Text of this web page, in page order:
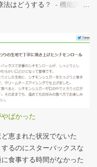
聞デジタル ）を見れば、
もしれない。しかし、ヒ
的なポジションが分かり
写っているので大きさを
でタバコの箱を横に並べ
このご時世、タバコはNG
はどうする？ - 機能評価
ようやく見直されるよう
？？というのが記事の主
日頃、各方面から「話が長
りAIが話した方がよいと
ばかった
恵まれた状況でないた
るのにスターバックスな
食事する時間がなかった